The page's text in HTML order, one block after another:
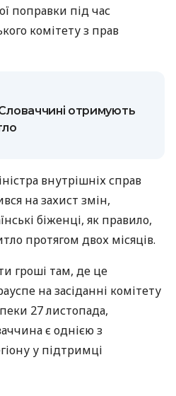
поправки під час
комітету з прав
Словаччині отримують
внутрішніх справ
на захист змін,
біженці, як правило,
протягом двох місяців.
гроші там, де це
на засіданні комітету
27 листопада,
є однією з
у підтримці